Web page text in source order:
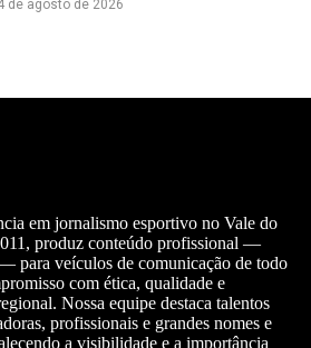
de agosto de 2026
em jornalismo esportivo no Vale do
produz conteúdo profissional —
para veículos de comunicação de todo
com ética, qualidade e
Nossa equipe destaca talentos
profissionais e grandes nomes e
a visibilidade e a importância